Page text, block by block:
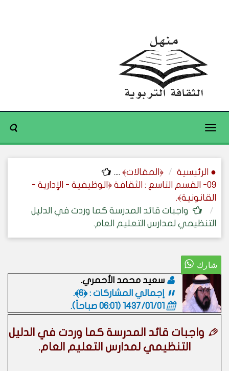
Toggle
● الرئيسية ﴿المقالات﴾ ....
09- القسم التاسع : الثقافة ﴿الوظيفية - الإدارية -
القانونية﴾.
واجبات قائد المدرسة كما وردت في الدليل
التنظيمي لمدارس التعليم العام.
سعيد محمد الأحمري.
إجمالي المشاركات : ﴿6﴾.
1437/01/01 (06:01 صباحاً)
.
واجبات قائد المدرسة كما وردت في الدليل
التنظيمي لمدارس التعليم العام.